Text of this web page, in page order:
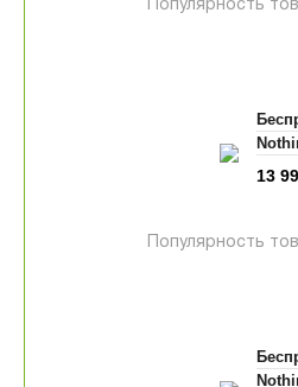
Популярность
13
Популярность